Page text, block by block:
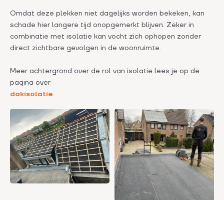
Omdat deze plekken niet dagelijks worden bekeken, kan
schade hier langere tijd onopgemerkt blijven. Zeker in
combinatie met isolatie kan vocht zich ophopen zonder
direct zichtbare gevolgen in de woonruimte.
Meer achtergrond over de rol van isolatie lees je op de
pagina over
dakisolatie.